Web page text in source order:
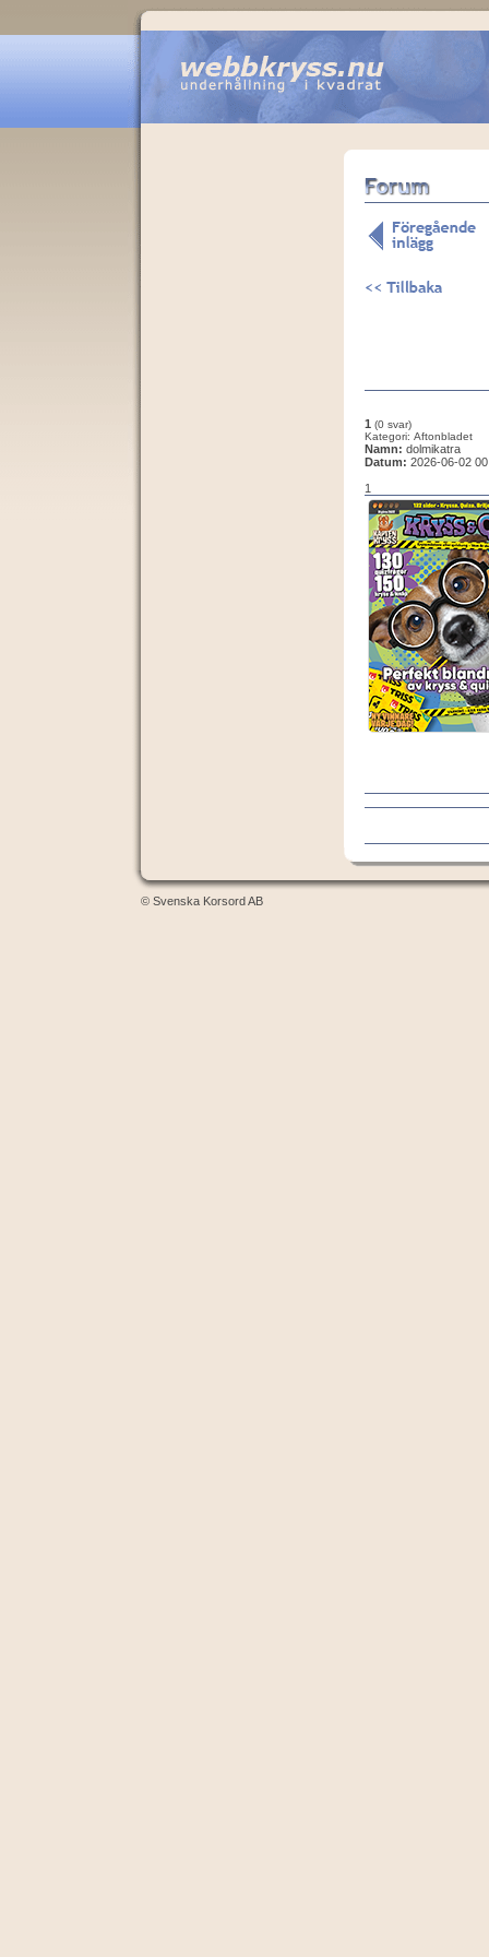
1 (0 svar)
Kategori: Aftonbladet
Namn: dolmikatra
Datum: 2026-06-02
1
© Svenska Korsord AB